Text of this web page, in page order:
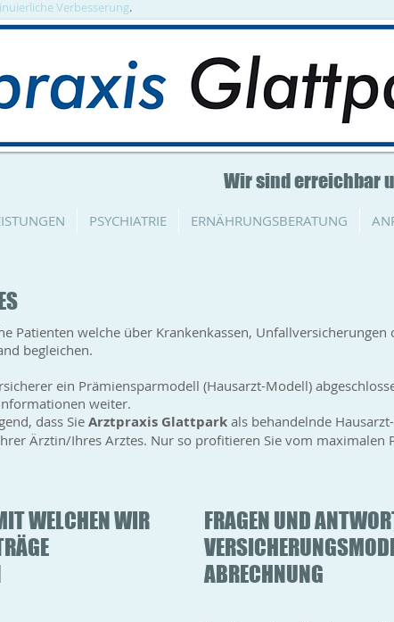
Verbesserung.
Wir sind erreichbar
PSYCHIATRIE ERNÄHRUNGSBERATUNG
Patienten welche über Krankenkassen, Unfallversicherungen
begleichen.
ein Prämiensparmodell (Hausarzt-Modell)
weiter.
dass SieArztpraxis Glattpark als behandelnde
Ärztin/Ihres Arztes. Nur so profitieren Sie vom maximalen
WELCHEN WIR
FRAGEN UND
ABRECHNUNG